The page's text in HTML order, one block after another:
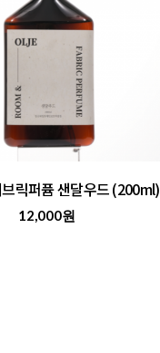
릭퍼퓸 샌달우드 (200ml)
12,000원